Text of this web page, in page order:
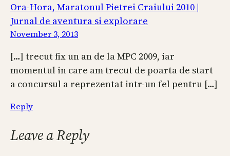
Ora-Hora, Maratonul Pietrei Craiului 2010 |
Jurnal de aventura si explorare
November 3, 2013
[…] trecut fix un an de la MPC 2009, iar
momentul in care am trecut de poarta de start
a concursul a reprezentat intr-un fel pentru […]
Reply
Leave a Reply